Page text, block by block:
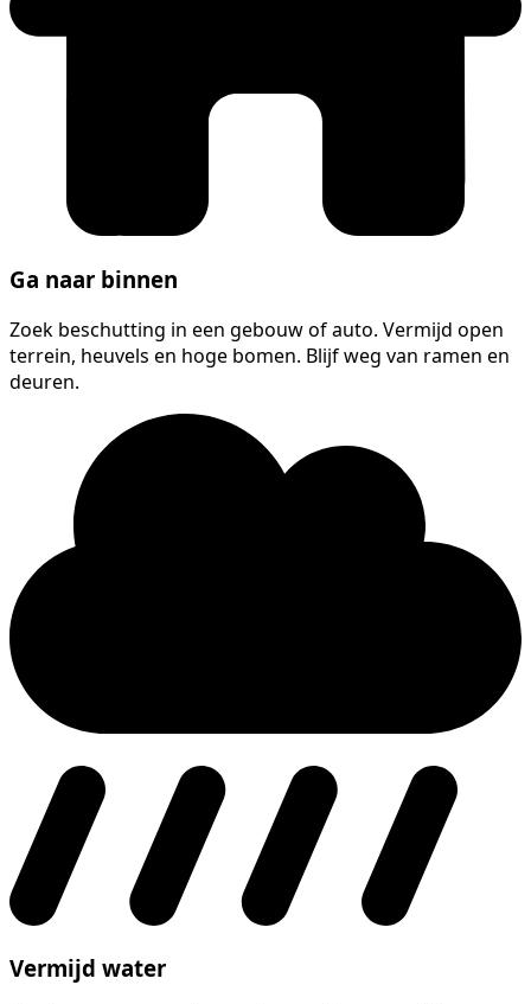
Ga naar binnen
Zoek beschutting in een gebouw of auto. Vermijd open
terrein, heuvels en hoge bomen. Blijf weg van ramen en
deuren.
Vermijd water